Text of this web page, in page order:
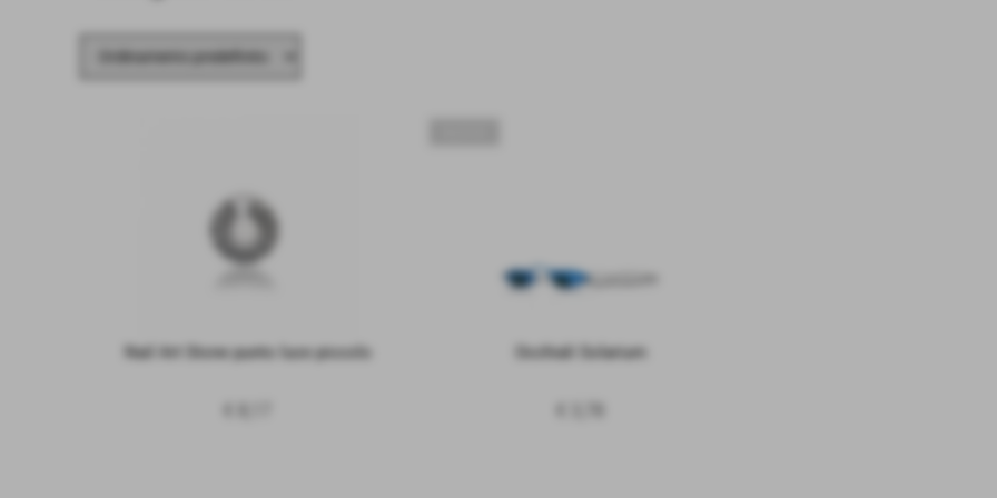
Nail Art Stone punto luce piccolo Occhiali Solarium